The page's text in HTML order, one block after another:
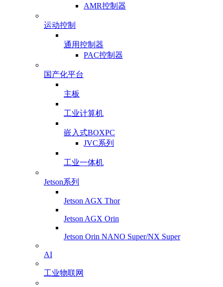
AMR控制器
运动控制
通用控制器
PAC控制器
国产化平台
主板
工业计算机
嵌入式BOXPC
JVC系列
工业一体机
Jetson系列
Jetson AGX Thor
Jetson AGX Orin
Jetson Orin NANO Super/NX Super
AI
工业物联网